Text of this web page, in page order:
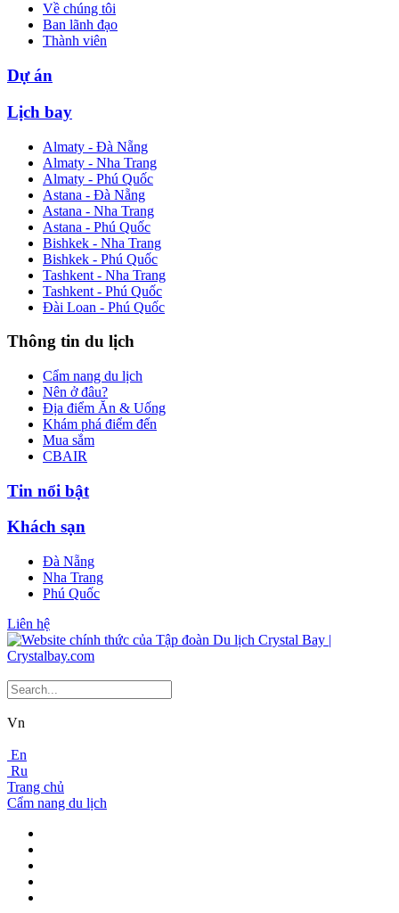
Về chúng tôi
Ban lãnh đạo
Thành viên
Dự án
Lịch bay
Almaty - Đà Nẵng
Almaty - Nha Trang
Almaty - Phú Quốc
Astana - Đà Nẵng
Astana - Nha Trang
Astana - Phú Quốc
Bishkek - Nha Trang
Bishkek - Phú Quốc
Tashkent - Nha Trang
Tashkent - Phú Quốc
Đài Loan - Phú Quốc
Thông tin du lịch
Cẩm nang du lịch
Nên ở đâu?
Địa điểm Ăn & Uống
Khám phá điểm đến
Mua sắm
CBAIR
Tin nổi bật
Khách sạn
Đà Nẵng
Nha Trang
Phú Quốc
Liên hệ
Vn
En
Ru
Trang chủ
Cẩm nang du lịch